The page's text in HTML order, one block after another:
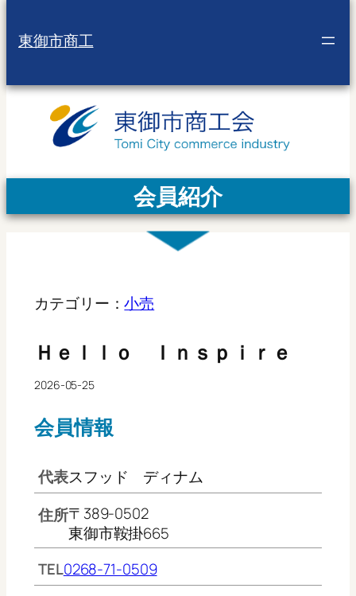
東御市商工
会員紹介
カテゴリー：小売
Ｈｅｌｌｏ Ｉｎｓｐｉｒｅ
2026-05-25
会員情報
代表スフッド ディナム
住所〒389-0502
東御市鞍掛665
TEL0268-71-0509